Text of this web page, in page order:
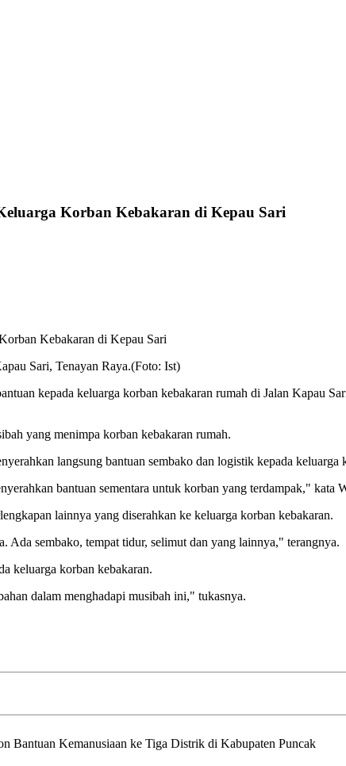
Korban Kebakaran di Kepau Sari
Sari, Tenayan Raya.(Foto: Ist)
kepada keluarga korban kebakaran rumah di Jalan Kapau
yang menimpa korban kebakaran rumah.
langsung bantuan sembako dan logistik kepada keluarga
bantuan sementara untuk korban yang terdampak," kata
lainnya yang diserahkan ke keluarga korban kebakaran.
Ada sembako, tempat tidur, selimut dan yang lainnya," terangnya.
keluarga korban kebakaran.
dalam menghadapi musibah ini," tukasnya.